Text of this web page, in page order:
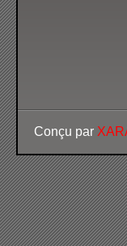
Conçu par